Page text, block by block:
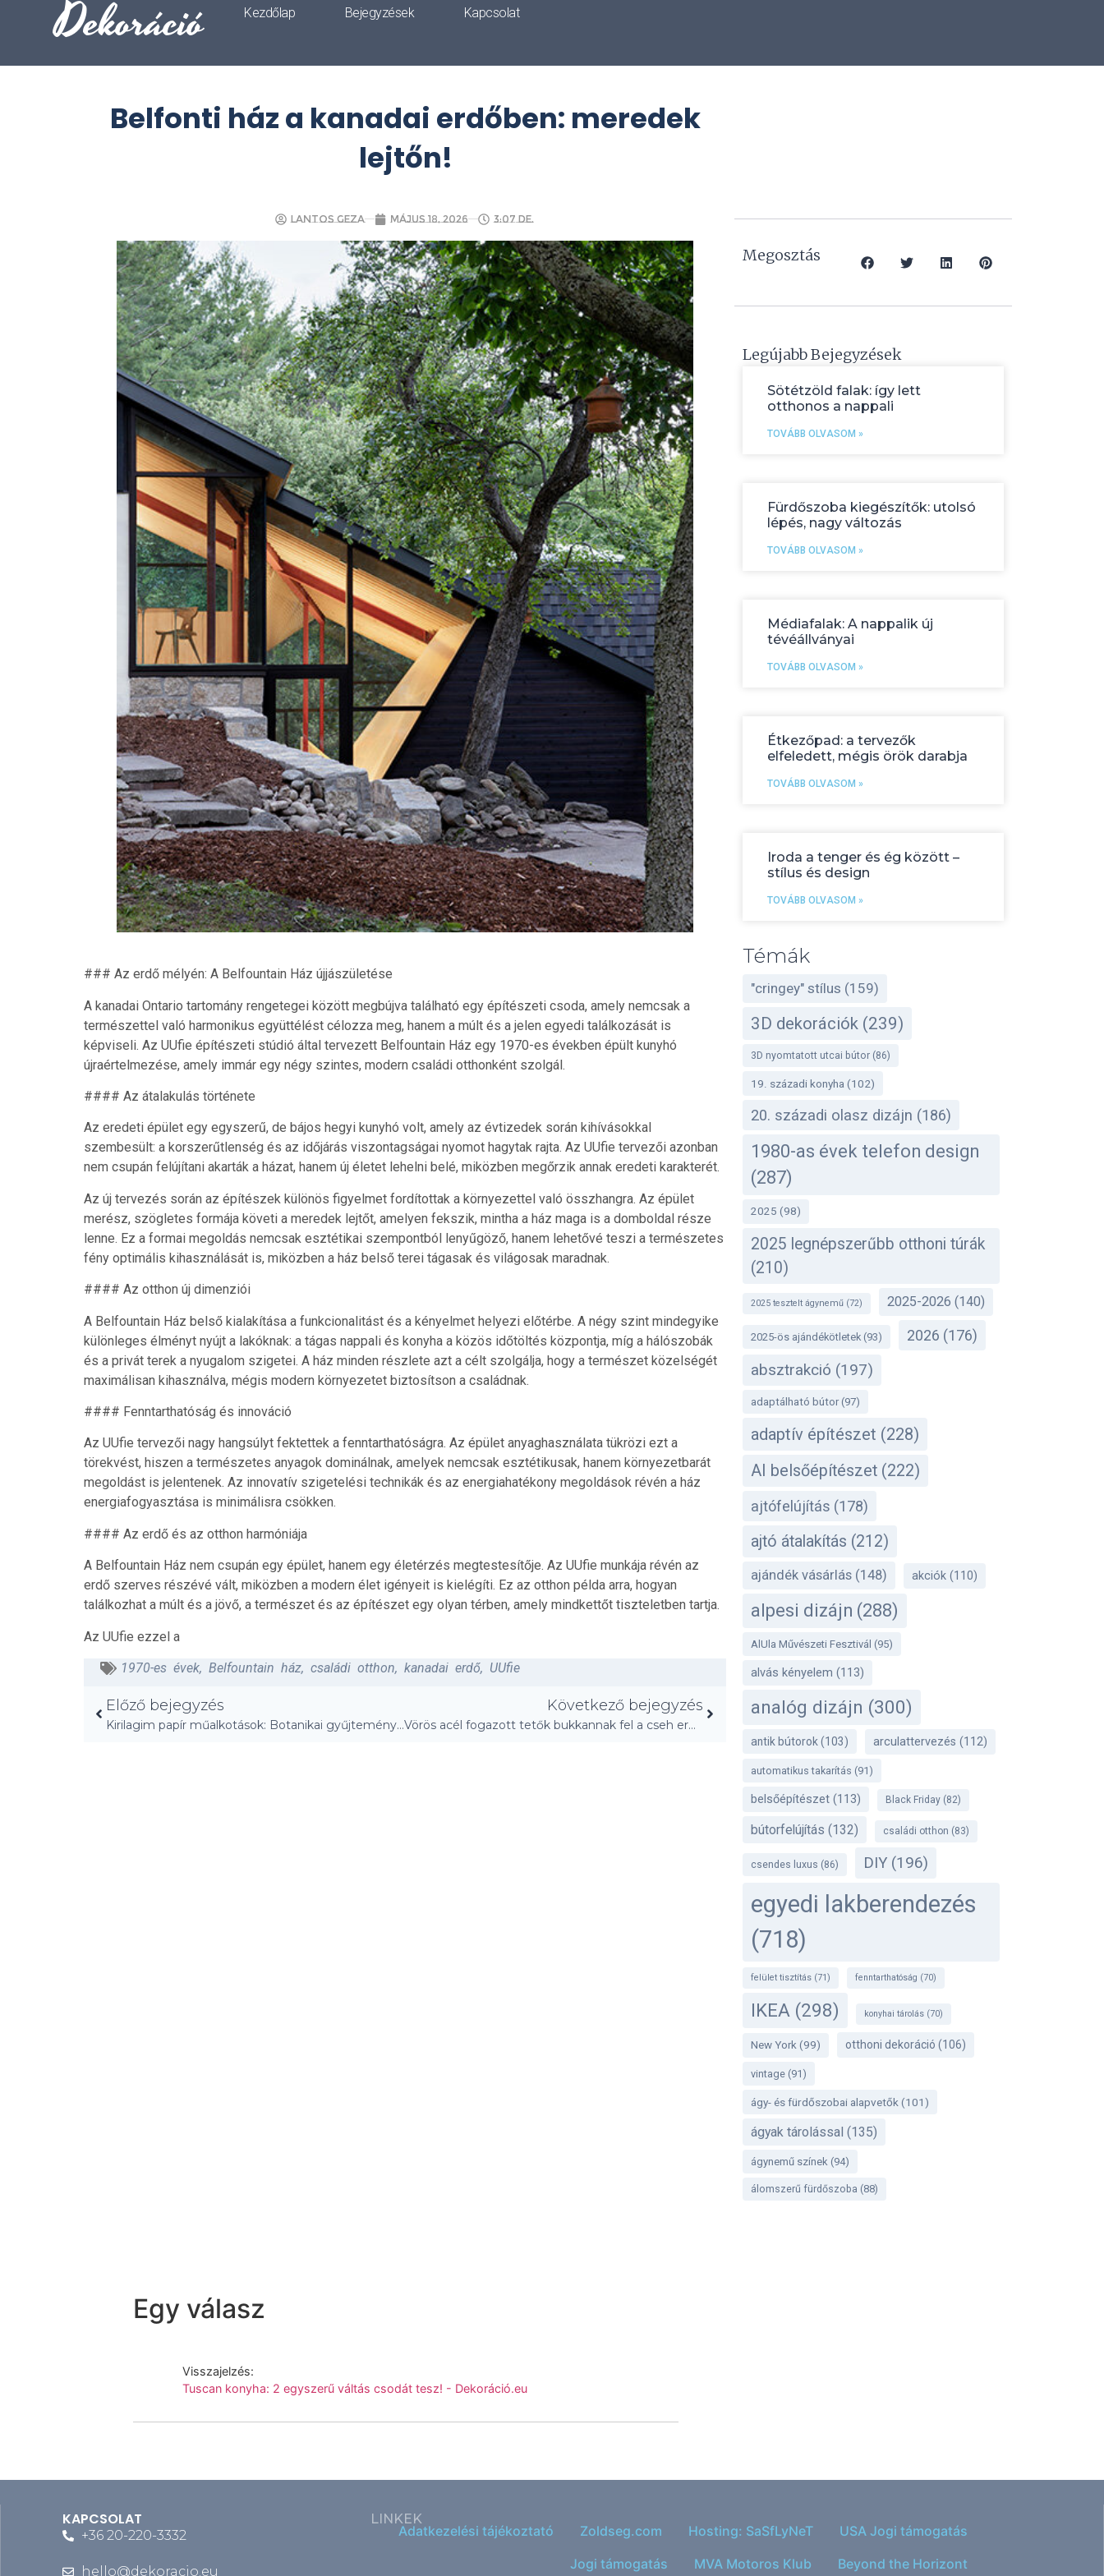
Dekoráció Kezdőlap Bejegyzések Kapcsolat
Belfonti ház a kanadai erdőben: meredek
lejtőn!
Lantos Geza május 18, 2026 3:07 de.
### Az erdő mélyén: A Belfountain Ház újjászületése
A kanadai Ontario tartomány rengetegei között megbújva található egy építészeti csoda, amely nemcsak a
természettel való harmonikus együttélést célozza meg, hanem a múlt és a jelen egyedi találkozását is
képviseli. Az UUfie építészeti stúdió által tervezett Belfountain Ház egy 1970-es években épült kunyhó
újraértelmezése, amely immár egy négy szintes, modern családi otthonként szolgál.
#### Az átalakulás története
Az eredeti épület egy egyszerű, de bájos hegyi kunyhó volt, amely az évtizedek során kihívásokkal
szembesült: a korszerűtlenség és az időjárás viszontagságai nyomot hagytak rajta. Az UUfie tervezői azonban
nem csupán felújítani akarták a házat, hanem új életet lehelni belé, miközben megőrzik annak eredeti karakterét.
Az új tervezés során az építészek különös figyelmet fordítottak a környezettel való összhangra. Az épület
merész, szögletes formája követi a meredek lejtőt, amelyen fekszik, mintha a ház maga is a domboldal része
lenne. Ez a formai megoldás nemcsak esztétikai szempontból lenyűgöző, hanem lehetővé teszi a természetes
fény optimális kihasználását is, miközben a ház belső terei tágasak és világosak maradnak.
#### Az otthon új dimenziói
A Belfountain Ház belső kialakítása a funkcionalitást és a kényelmet helyezi előtérbe. A négy szint mindegyike
különleges élményt nyújt a lakóknak: a tágas nappali és konyha a közös időtöltés központja, míg a hálószobák
és a privát terek a nyugalom szigetei. A ház minden részlete azt a célt szolgálja, hogy a természet közelségét
maximálisan kihasználva, mégis modern környezetet biztosítson a családnak.
#### Fenntarthatóság és innováció
Az UUfie tervezői nagy hangsúlyt fektettek a fenntarthatóságra. Az épület anyaghasználata tükrözi ezt a
törekvést, hiszen a természetes anyagok dominálnak, amelyek nemcsak esztétikusak, hanem környezetbarát
megoldást is jelentenek. Az innovatív szigetelési technikák és az energiahatékony megoldások révén a ház
energiafogyasztása is minimálisra csökken.
#### Az erdő és az otthon harmóniája
A Belfountain Ház nem csupán egy épület, hanem egy életérzés megtestesítője. Az UUfie munkája révén az
erdő szerves részévé vált, miközben a modern élet igényeit is kielégíti. Ez az otthon példa arra, hogyan
találkozhat a múlt és a jövő, a természet és az építészet egy olyan térben, amely mindkettőt tiszteletben tartja.
Az UUfie ezzel a
1970-es évek, Belfountain ház, családi otthon, kanadai erdő, UUfie
Előző bejegyzés
Kirilagim papír műalkotások: Botanikai gyűjtemények!
Következő bejegyzés
Vörös acél fogazott tetők bukkannak fel a cseh erdőben
Megosztás
Legújabb Bejegyzések
Sötétzöld falak: így lett
otthonos a nappali
TOVÁBB OLVASOM »
Fürdőszoba kiegészítők: utolsó
lépés, nagy változás
TOVÁBB OLVASOM »
Médiafalak: A nappalik új
tévéállványai
TOVÁBB OLVASOM »
Étkezőpad: a tervezők
elfeledett, mégis örök darabja
TOVÁBB OLVASOM »
Iroda a tenger és ég között –
stílus és design
TOVÁBB OLVASOM »
Témák
"cringey" stílus (159)
3D dekorációk(239)
3D nyomtatott utcai bútor(86)
19. századi konyha (102)
20. századi olasz dizájn (186)
1980-as évek telefon design
(287)
2025 (98)
2025 legnépszerűbb otthoni túrák
(210)
2025 tesztelt ágynemű(72) 2025-2026 (140)
2025-ös ajándékötletek(93) 2026 (176)
absztrakció (197)
adaptálható bútor(97)
adaptív építészet (228)
AI belsőépítészet(222)
ajtófelújítás (178)
ajtó átalakítás (212)
ajándék vásárlás(148) akciók(110)
alpesi dizájn (288)
AlUla Művészeti Fesztivál (95)
alvás kényelem (113)
analóg dizájn (300)
antik bútorok (103) arculattervezés (112)
automatikus takarítás (91)
belsőépítészet(113) Black Friday(82)
bútorfelújítás (132) családi otthon (83)
csendes luxus (86) DIY(196)
egyedi lakberendezés
(718)
felület tisztítás(71) fenntarthatóság (70)
IKEA (298) konyhai tárolás(70)
New York(99) otthoni dekoráció (106)
vintage(91)
ágy- és fürdőszobai alapvetők (101)
ágyak tárolással (135)
ágynemű színek(94)
álomszerű fürdőszoba (88)
Egy válasz
Visszajelzés:
Tuscan konyha: 2 egyszerű váltás csodát tesz! - Dekoráció.eu
KAPCSOLAT
+36 20-220-3332
hello@dekoracio.eu
LINKEK
Adatkezelési tájékoztató Zoldseg.com Hosting: SaSfLyNeT
USA Jogi támogatás
Jogi támogatás
MVA Motoros Klub Beyond the Horizont